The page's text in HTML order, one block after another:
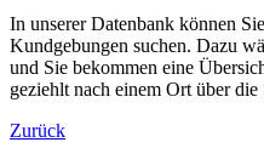
In unserer Datenbank können
Kundgebungen suchen. Dazu
und Sie bekommen eine
geziehlt nach einem Ort über die
Zurück